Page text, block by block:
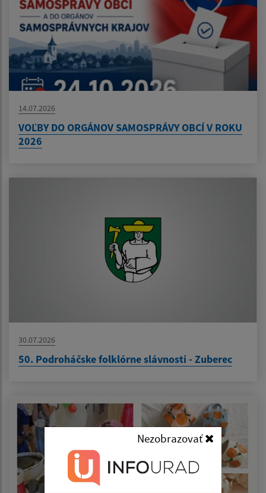
Nezobrazovať
14.07.2026
VOĽBY DO ORGÁNOV SAMOSPRÁVY OBCÍ V ROKU
2026
30.07.2026
50. Podroháčske folklórne slávnosti - Zuberec